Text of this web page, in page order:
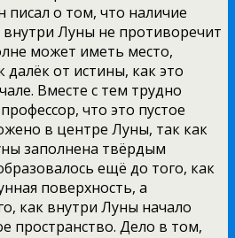
писал о том, что наличие
внутри Луны не противоречит
может иметь место,
далёк от истины, как это
Вместе с тем трудно
что это пустое
в центре Луны, так как
заполнена твёрдым
ещё до того, как
поверхность, а
как внутри Луны начало
пространство. Дело в том,